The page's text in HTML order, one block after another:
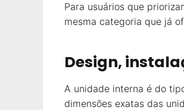
Para usuários que
mesma categoria que já
Design,
A unidade interna é do
dimensões exatas das